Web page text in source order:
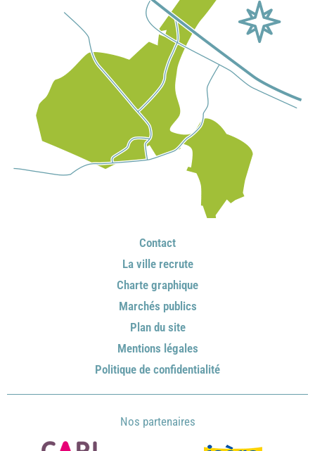
Contact
La ville recrute
Charte graphique
Marchés publics
Plan du site
Mentions légales
Politique de confidentialité
Nos partenaires